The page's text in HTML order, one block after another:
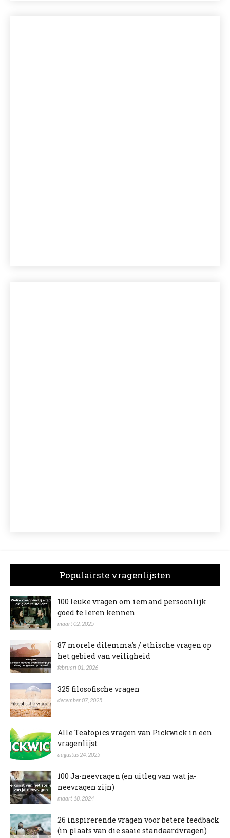
Populairste vragenlijsten
100 leuke vragen om iemand persoonlijk
goed te leren kennen
maart 02, 2025
87 morele dilemma's / ethische vragen op
het gebied van veiligheid
februari 01, 2026
325 filosofische vragen
december 07, 2025
Alle Teatopics vragen van Pickwick in een
vragenlijst
augustus 24, 2025
100 Ja-neevragen (en uitleg van wat ja-
neevragen zijn)
maart 18, 2024
26 inspirerende vragen voor betere feedback
(in plaats van die saaie standaardvragen)